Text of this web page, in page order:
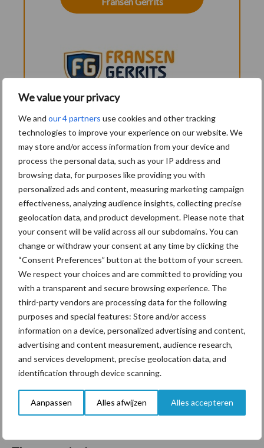
We value your privacy
We and our 4 partners use cookies and other tracking
technologies to improve your experience on our website. We
may store and/or access information from your device and
process the personal data, such as your IP address and
browsing data, for purposes like providing you with
personalized ads and content, measuring marketing campaign
effectiveness, analyzing audience insights, collecting precise
geolocation data, and product development. Please note that
your consent will be valid across all our subdomains. You can
change or withdraw your consent at any time by clicking the
“Consent Preferences” button at the bottom of your screen.
We respect your choices and are committed to providing you
with a transparent and secure browsing experience. The
third-party vendors are processing data for the following
purposes and special features: Store and/or access
information on a device, personalized advertising and content,
advertising and content measurement, audience research,
and services development, precise geolocation data, and
identification through device scanning.
Aanpassen Alles afwijzen Alles accepteren
Aanbevolen voor jou!
Van onze partner Fransen Gerrits
Vernieuwde Flink Kalver
TMR: de beste start voor
iedere generatie
Van onze partner Fransen Gerrits
Wijs worden uit robotdata:
van losse cijfers naar
slimme inzichten
Van onze partner Fransen Gerrits
Meer grip op robotmelken
met slimme data